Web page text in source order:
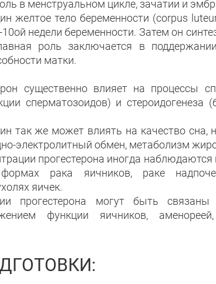
в менструальном цикле, зачатии и
желтое тело беременности (corpus
недели беременности. Затем он
роль заключается в
матки.
существенно влияет на процессы
сперматозоидов) и стероидогенеза
так же может влиять на качество сна,
электролитный обмен, метаболизм
прогестерона иногда наблюдаются
рака яичников, раке
яичек.
прогестерона могут быть
функции яичников,